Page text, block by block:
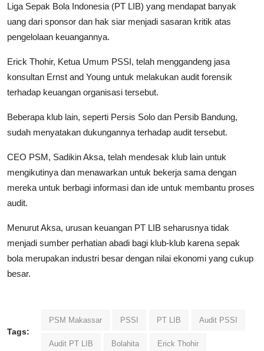
Liga Sepak Bola Indonesia (PT LIB) yang mendapat banyak
uang dari sponsor dan hak siar menjadi sasaran kritik atas
pengelolaan keuangannya.
Erick Thohir, Ketua Umum PSSI, telah menggandeng jasa
konsultan Ernst and Young untuk melakukan audit forensik
terhadap keuangan organisasi tersebut.
Beberapa klub lain, seperti Persis Solo dan Persib Bandung,
sudah menyatakan dukungannya terhadap audit tersebut.
CEO PSM, Sadikin Aksa, telah mendesak klub lain untuk
mengikutinya dan menawarkan untuk bekerja sama dengan
mereka untuk berbagi informasi dan ide untuk membantu proses
audit.
Menurut Aksa, urusan keuangan PT LIB seharusnya tidak
menjadi sumber perhatian abadi bagi klub-klub karena sepak
bola merupakan industri besar dengan nilai ekonomi yang cukup
besar.
Tags:
PSM Makassar PSSI PT LIB Audit PSSI
Audit PT LIB Bolahita Erick Thohir